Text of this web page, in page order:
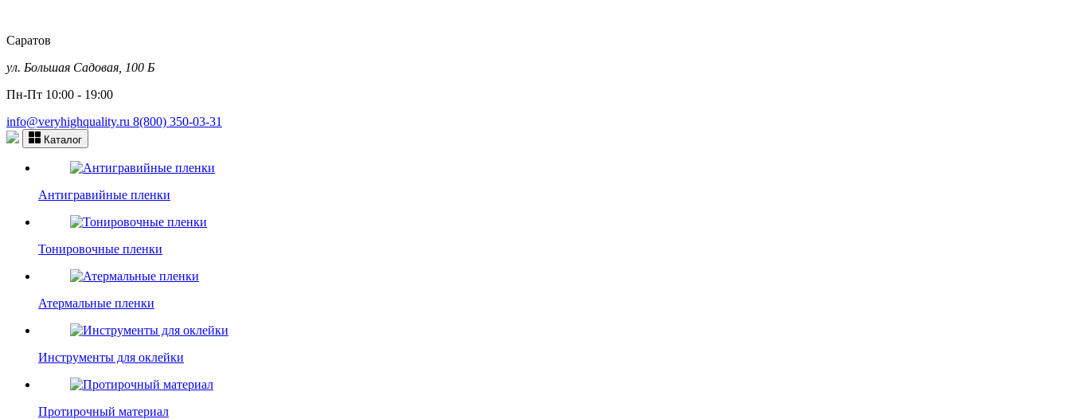
Саратов
ул. Большая Садовая, 100 Б
Пн-Пт 10:00 - 19:00
info@veryhighquality.ru 8(800) 350-03-31
Каталог
Антигравийные пленки
Тонировочные пленки
Атермальные пленки
Инструменты для оклейки
Протирочный материал